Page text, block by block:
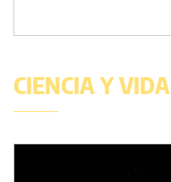
CIENCIA Y VIDA